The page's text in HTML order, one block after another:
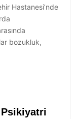
Hastanesi’nde
bozukluk,